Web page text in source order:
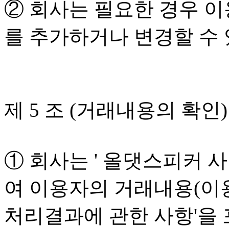
② 회사는 필요한 경우 이
를 추가하거나 변경할 수
제 5 조 (거래내용의 확인)
① 회사는 ' 올댓스피커 사
여 이용자의 거래내용(
처리결과에 관한 사항'을